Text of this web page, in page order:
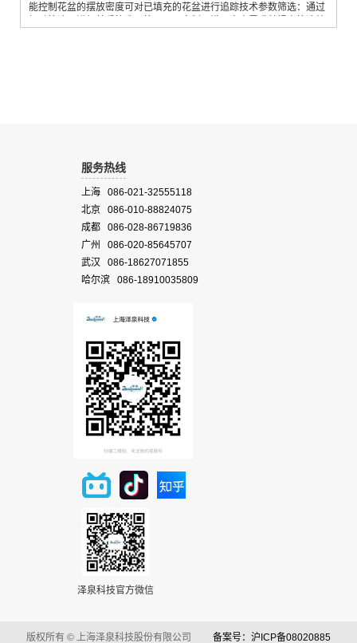
能控制花盆的摆放密度可对已填充的花盆进行追踪技术参数筛选：通过
服务热线
上海 086-021-32555118
北京 086-010-88824075
成都 086-028-86719836
广州 086-020-85645707
武汉 086-18627071855
哈尔滨 086-18910035809
泽泉科技官方微信
版权所有 © 上海泽泉科技股份有限公司 备案号：沪ICP备08020885